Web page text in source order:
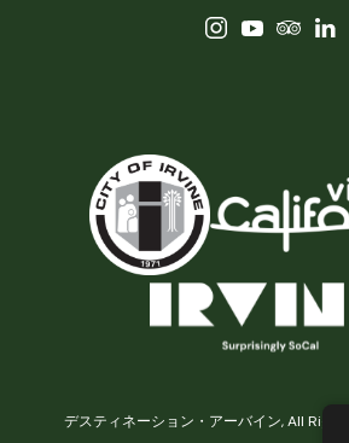
デスティネーション・アーバイン, All